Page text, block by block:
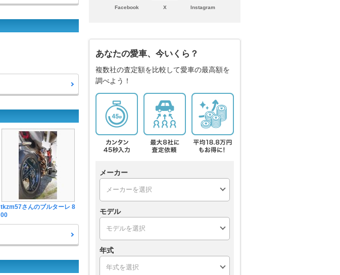
tkzm57さんのブルターレ 8
00
Facebook X Instagram
あなたの愛車、今いくら？
複数社の査定額を比較して愛車の最高額を
調べよう！
メーカー
モデル
年式